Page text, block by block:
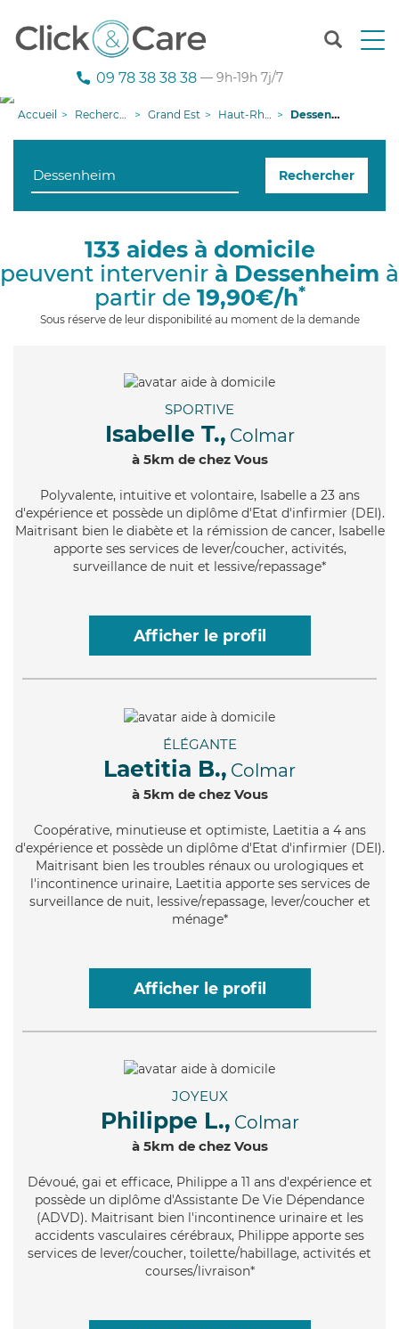
T
n
g
i
09 78 38 38 38 — 9h-19h 7j/7
Accueil Recherche aide à domicile Grand Est Haut-Rhin Dessenheim
Rechercher
133 aides à domicile
peuvent intervenir à Dessenheim à
partir de 19,90€/h*
Sous réserve de leur disponibilité au moment de la demande
SPORTIVE
Isabelle T., Colmar
à 5km de chez Vous
Polyvalente, intuitive et volontaire, Isabelle a 23 ans
d'expérience et possède un diplôme d'Etat d'infirmier (DEI).
Maitrisant bien le diabète et la rémission de cancer, Isabelle
apporte ses services de lever/coucher, activités,
surveillance de nuit et lessive/repassage*
Afficher le profil
ÉLÉGANTE
Laetitia B., Colmar
à 5km de chez Vous
Coopérative, minutieuse et optimiste, Laetitia a 4 ans
d'expérience et possède un diplôme d'Etat d'infirmier (DEI).
Maitrisant bien les troubles rénaux ou urologiques et
l'incontinence urinaire, Laetitia apporte ses services de
surveillance de nuit, lessive/repassage, lever/coucher et
ménage*
Afficher le profil
JOYEUX
Philippe L., Colmar
à 5km de chez Vous
Dévoué, gai et efficace, Philippe a 11 ans d'expérience et
possède un diplôme d'Assistante De Vie Dépendance
(ADVD). Maitrisant bien l'incontinence urinaire et les
accidents vasculaires cérébraux, Philippe apporte ses
services de lever/coucher, toilette/habillage, activités et
courses/livraison*